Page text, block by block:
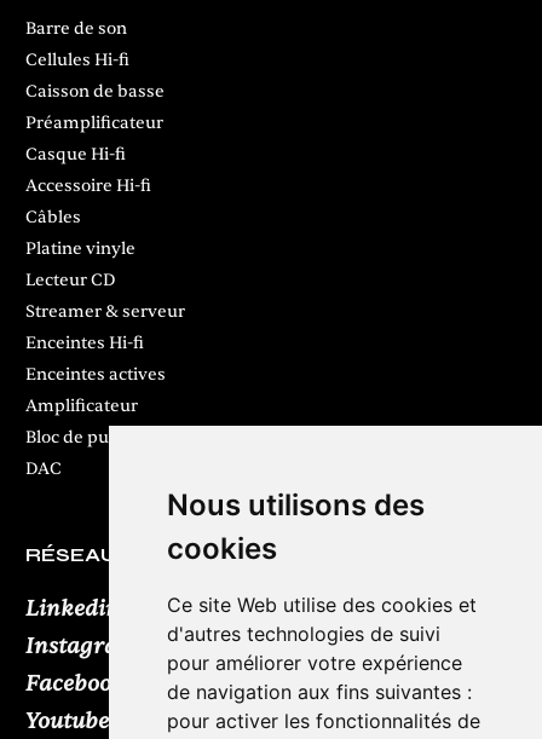
Nous utilisons des
cookies
Ce site Web utilise des cookies et
d'autres technologies de suivi
pour améliorer votre expérience
de navigation aux fins suivantes :
pour activer les fonctionnalités de
Barre de son
Cellules Hi-fi
Caisson de basse
Préamplificateur
Casque Hi-fi
Accessoire Hi-fi
Câbles
Platine vinyle
Lecteur CD
Streamer & serveur
Enceintes Hi-fi
Enceintes actives
Amplificateur
Bloc de puissance
DAC
RÉSEAUX SOCIAUX
Linkedin
Instagram
Facebook
Youtube TikTok